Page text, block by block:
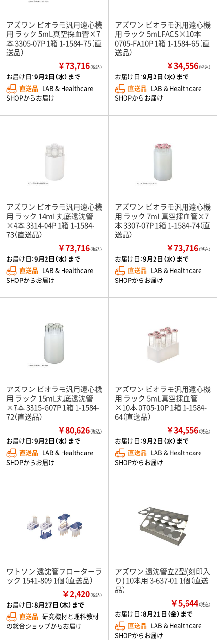
アズワン ビオラモ汎用遠心機
用 ラック 5mL真空採血管×7
本 3305-07P 1箱 1-1584-75（直
送品）
￥73,716（税込）
お届け日：9月2日（水）まで
直送品 LAB & Healthcare
SHOPからお届け
アズワン ビオラモ汎用遠心機
用 ラック 5mLFACS×10本
0705-FA10P 1箱 1-1584-65（直
送品）
￥34,556（税込）
お届け日：9月2日（水）まで
直送品 LAB & Healthcare
SHOPからお届け
アズワン ビオラモ汎用遠心機
用 ラック 14mL丸底遠沈管
×4本 3314-04P 1箱 1-1584-
73（直送品）
￥73,716（税込）
お届け日：9月2日（水）まで
直送品 LAB & Healthcare
SHOPからお届け
アズワン ビオラモ汎用遠心機
用 ラック 7mL真空採血管×7
本 3307-07P 1箱 1-1584-74（直
送品）
￥73,716（税込）
お届け日：9月2日（水）まで
直送品 LAB & Healthcare
SHOPからお届け
アズワン ビオラモ汎用遠心機
用 ラック 15mL丸底遠沈管
×7本 3315-G07P 1箱 1-1584-
72（直送品）
￥80,626（税込）
お届け日：9月2日（水）まで
直送品 LAB & Healthcare
SHOPからお届け
アズワン ビオラモ汎用遠心機
用 ラック 5mL真空採血管
×10本 0705-10P 1箱 1-1584-
64（直送品）
￥34,556（税込）
お届け日：9月2日（水）まで
直送品 LAB & Healthcare
SHOPからお届け
ワトソン 遠沈管フローターラ
ック 1541-809 1個（直送品）
￥2,420（税込）
お届け日：8月27日（木）まで
直送品 研究機材と理科教材
の総合ショップからお届け
アズワン 遠沈管立Z型(刻印入
り) 10本用 3-637-01 1個（直送
品）
￥5,644（税込）
お届け日：8月21日（金）まで
直送品 LAB & Healthcare
SHOPからお届け